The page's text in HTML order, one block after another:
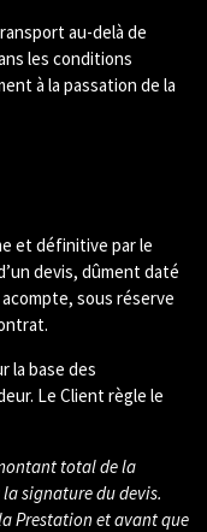
au-delà de
les conditions
à la passation de la
et définitive par le
devis, dûment daté
sous réserve
la base des
Le Client règle le
total de la
signature du devis.
Prestation et avant que